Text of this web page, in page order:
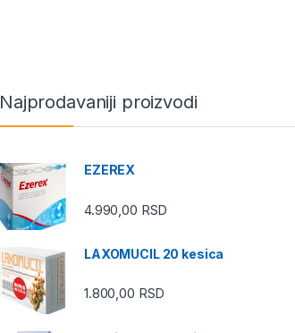
Najprodavaniji proizvodi
EZEREX
4.990,00 RSD
LAXOMUCIL 20 kesica
1.800,00 RSD